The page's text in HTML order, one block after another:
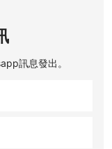
訊息發出。